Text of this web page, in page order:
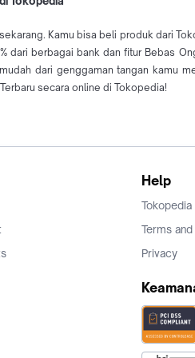
Kamu bisa beli produk dari
dari berbagai bank dan fitur Bebas
dari genggaman tangan kamu
secara online di Tokopedia!
Help
Terms
Privacy